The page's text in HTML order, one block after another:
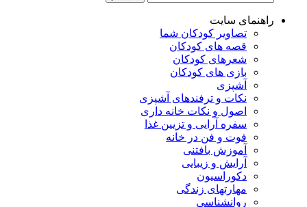
راهنمای سایت
تصاویر کودکان شما
قصه های کودکان
شعرهای کودکان
بازی های کودکان
آشپزی
نکات و ترفندهای آشپزی
اصول و نکات خانه داری
سفره آرایی و تزیین غذا
فوت و فن در خانه
آموزش بافتنی
آرایش و زیبایی
دکوراسیون
مهارتهای زندگی
روانشناسی